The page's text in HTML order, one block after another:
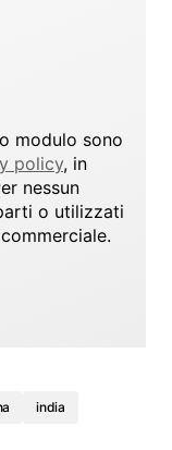
modulo sono
policy, in
nessun
o utilizzati
india